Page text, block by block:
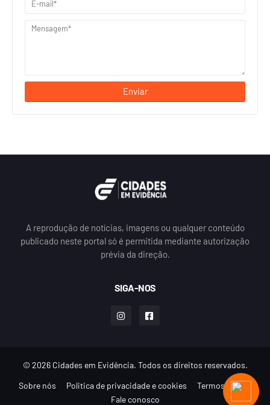
A reprodução de notícias, imagens ou qualquer conteúdo
publicado neste portal só é permitida mediante autorização
prévia da direção.
SIGA-NOS
© 2026 Cidades em Evidência. Todos os direitos reservados.
Sobre nós
Politica de privacidade e cookies
Termos de uso
Fale conosco